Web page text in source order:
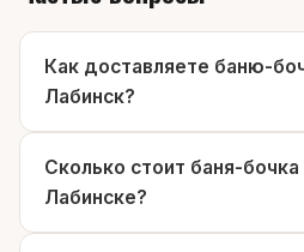
Как доставляете баню-
Лабинск?
Сколько стоит баня-бочка
Лабинске?